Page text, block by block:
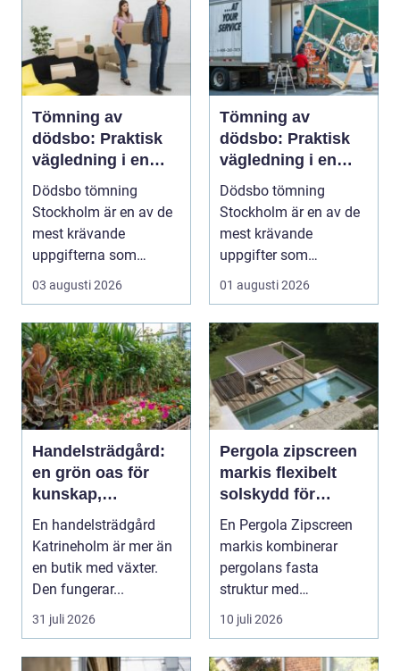
Tömning av
dödsbo: Praktisk
vägledning i en
svår tid
Dödsbo tömning
Stockholm är en av de
mest krävande
uppgifterna som
många f...
03 augusti 2026
Tömning av
dödsbo: Praktisk
vägledning i en
känslig situation
Dödsbo tömning
Stockholm är en av de
mest krävande
uppgifter som
närst&arin...
01 augusti 2026
Handelsträdgård:
en grön oas för
kunskap,
inspiration och
odlarglädje
En handelsträdgård
Katrineholm är mer än
en butik med växter.
Den fungerar...
31 juli 2026
Pergola zipscreen
markis flexibelt
solskydd för
moderna uterum
En Pergola Zipscreen
markis kombinerar
pergolans fasta
struktur med
screenmarkisens
10 juli 2026